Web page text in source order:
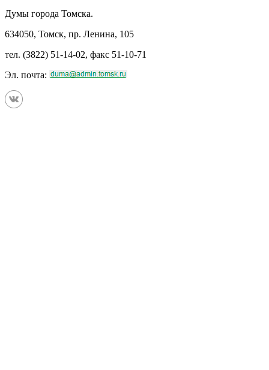
Думы города Томска.
634050, Томск, пр. Ленина, 105
тел. (3822) 51-14-02, факс 51-10-71
Эл. почта: